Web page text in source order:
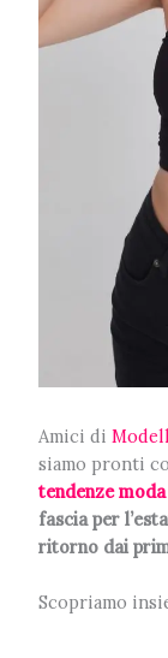
Amici di
siamo pronti
tendenze moda
fascia per
ritorno dai
Scopriamo